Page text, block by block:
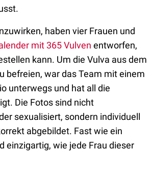
haben vier Frauen und
mit 365 Vulven entworfen,
kann. Um die Vulva aus dem
befreien, war das Team mit einem
unterwegs und hat all die
Die Fotos sind nicht
sexualisiert, sondern individuell
abgebildet. Fast wie ein
einzigartig, wie jede Frau dieser